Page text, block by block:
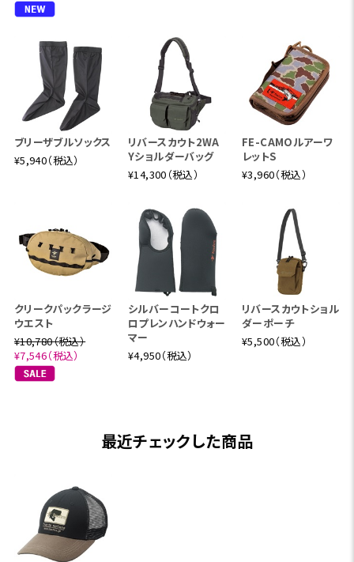
ブリーザブルソックス
¥5,940（税込）
リバースカウト2WA
Yショルダーバッグ
¥14,300（税込）
FE-CAMOルアーワ
レットS
¥3,960（税込）
クリークパックラージ
ウエスト
¥10,780（税込）
¥7,546（税込）
シルバーコートクロ
ロプレンハンドウォー
マー
¥4,950（税込）
リバースカウトショル
ダーポーチ
¥5,500（税込）
最近チェックした商品